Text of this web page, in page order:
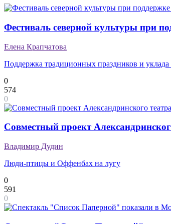
Фестиваль северной культуры при
Елена Крапчатова
Поддержка традиционных праздников и
0
574
0
Совместный проект
Владимир Дудин
Люди-птицы и Оффенбах на лугу
0
591
0